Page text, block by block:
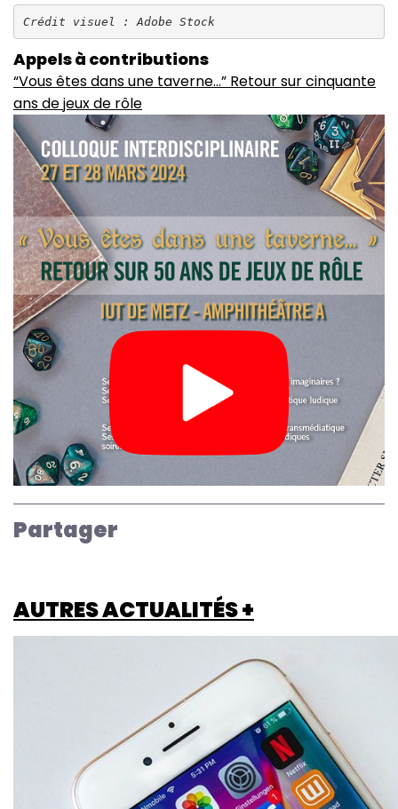
Crédit visuel : Adobe Stock
Appels à contributions
“Vous êtes dans une taverne…” Retour sur cinquante
ans de jeux de rôle
Image
Partager
AUTRES ACTUALITÉS +